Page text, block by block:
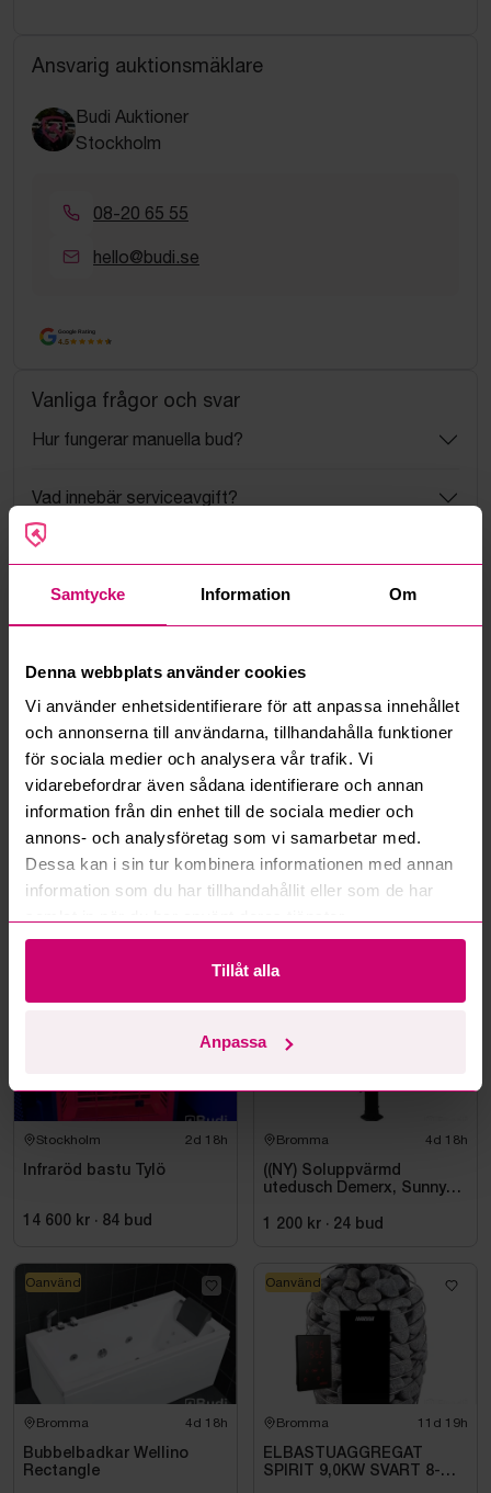
Samtycke Information Om
Denna webbplats använder cookies
Vi använder enhetsidentifierare för att anpassa innehållet
och annonserna till användarna, tillhandahålla funktioner
för sociala medier och analysera vår trafik. Vi
vidarebefordrar även sådana identifierare och annan
information från din enhet till de sociala medier och
annons- och analysföretag som vi samarbetar med.
Dessa kan i sin tur kombinera informationen med annan
information som du har tillhandahållit eller som de har
Tillåt alla
Anpassa
Ansvarig auktionsmäklare
Budi Auktioner
Stockholm
08-20 65 55
hello@budi.se
Google Rating
4.5
Vanliga frågor och svar
Hur fungerar manuella bud?
Vad innebär serviceavgift?
Hur fungerar budmotorn?
Kan jag ångra ett bud?
Kan ni frakta mina vunna objekt?
Läs fler frågor och svar
Mer från samma kategori
Stockholm 2d 18h
Infraröd bastu Tylö
14 600 kr · 84 bud
Bromma 4d 18h
((NY) Soluppvärmd
utedusch Demerx, Sunny
1 200 kr · 24 bud
Bromma 4d 18h
Bubbelbadkar Wellino
Rectangle
Oanvänd
Bromma 11d 19h
ELBASTUAGGREGAT
SPIRIT 9,0KW SVART 8-
Oanvänd